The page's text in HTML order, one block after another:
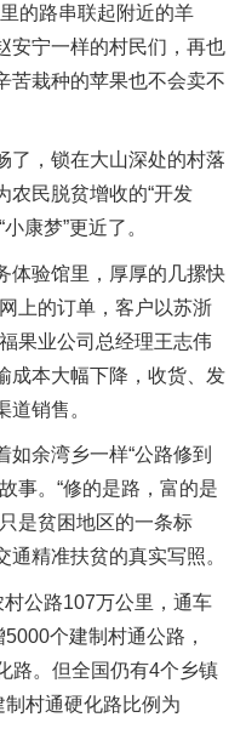
的路串联起附近的羊
安宁一样的村民们，再也
苦栽种的苹果也不会卖不
了，锁在大山深处的村落
农民脱贫增收的“开发
康梦”更近了。
体验馆里，厚厚的几摞快
上的订单，客户以苏浙
果业公司总经理王志伟
成本大幅下降，收货、发
销售。
余湾乡一样“公路修到
事。“修的是路，富的是
是贫困地区的一条标
精准扶贫的真实写照。
村公路107万公里，通车
个建制村通公路，
路。但全国仍有4个乡镇
村通硬化路比例为